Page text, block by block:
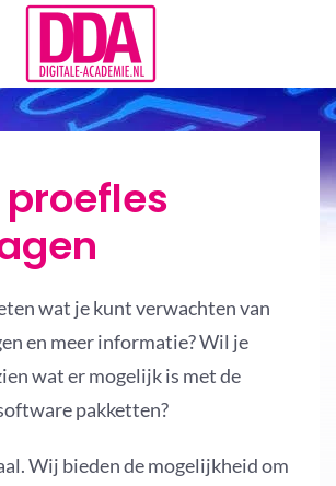
wat je kunt verwachten van
en meer informatie? Wil je
wat er mogelijk is met de
pakketten?
Wij bieden de mogelijkheid om